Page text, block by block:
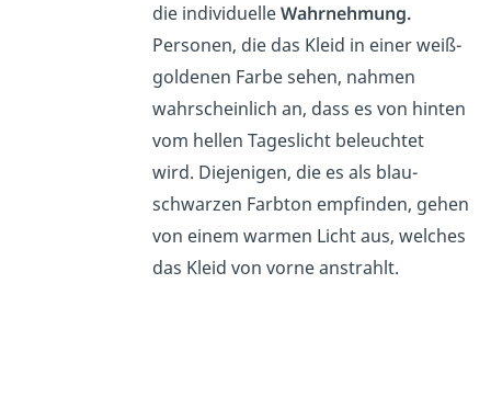
die individuelleWahrnehmung.
Personen, die das Kleid in einer weiß-
goldenen Farbe sehen, nahmen
wahrscheinlich an, dass es von hinten
vom hellen Tageslicht beleuchtet
wird. Diejenigen, die es als blau-
schwarzen Farbton empfinden, gehen
von einem warmen Licht aus, welches
das Kleid von vorne anstrahlt.